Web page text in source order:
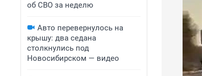
об СВО за неделю
Авто перевернулось на
крышу: два седана
столкнулись под
Новосибирском — видео